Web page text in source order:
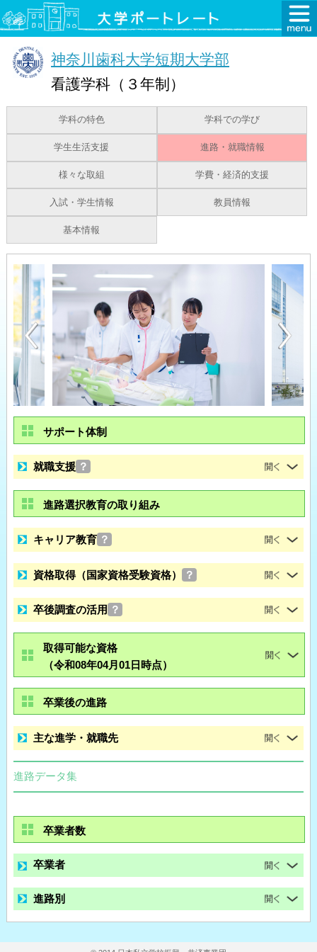
神奈川歯科大学短期大学部
看護学科（３年制）
学科の特色 学科での学び
学生生活支援 進路・就職情報
様々な取組 学費・経済的支援
入試・学生情報 教員情報
基本情報
サポート体制
就職支援 ？
進路選択教育の取り組み
キャリア教育 ？
資格取得（国家資格受験資格） ？
卒後調査の活用 ？
取得可能な資格
（令和08年04月01日時点）
卒業後の進路
主な進学・就職先
進路データ集
卒業者数
卒業者
進路別